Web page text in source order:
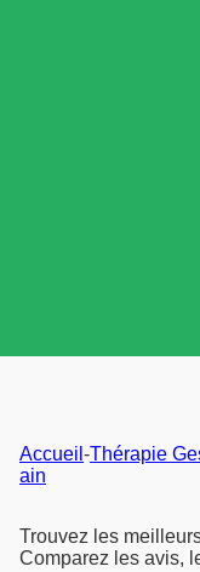
Accueil -Thérapie
ain
Trouvez les
Comparez les avis,